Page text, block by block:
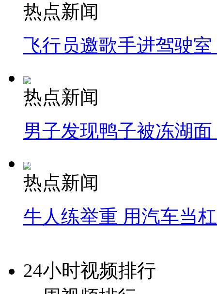
热点新闻
飞行员邀歌手进驾驶
热点新闻
男子发现鸭子被冻湖
热点新闻
牛人练举重 用汽车当
24小时视频排行